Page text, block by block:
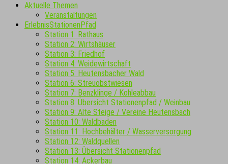
Aktuelle Themen
Veranstaltungen
ErlebnisStationenPfad
Station 1: Rathaus
Station 2: Wirtshäuser
Station 3: Friedhof
Station 4: Weidewirtschaft
Station 5: Heutensbacher Wald
Station 6: Streuobstwiesen
Station 7: Benzklinge / Kohleabbau
Station 8: Übersicht Stationenpfad / Weinbau
Station 9: Alte Steige / Vereine Heutensbach
Station 10: Waldbaden
Station 11: Hochbehälter / Wasserversorgung
Station 12: Waldquellen
Station 13: Übersicht Stationenpfad
Station 14: Ackerbau